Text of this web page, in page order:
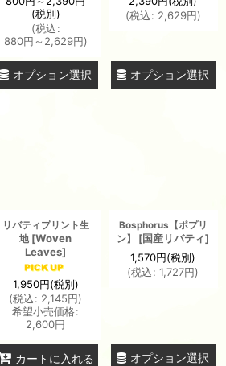
(税別)
(税込:
880円 ～2,629円)
オプション選択
(税込: 2,629円)
オプション選択
リバティプリント生
地 [Woven
Leaves]
1,950円(税別)
(税込: 2,145円)
希望小売価格:
2,600円
カートに入れる
Bosphorus【ポプリ
ン】
[国産リバティ]
1,570円(税別)
(税込: 1,727円)
オプション選択